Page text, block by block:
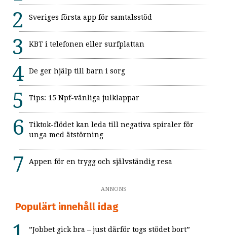
Sveriges första app för samtalsstöd
KBT i telefonen eller surfplattan
De ger hjälp till barn i sorg
Tips: 15 Npf-vänliga julklappar
Tiktok-flödet kan leda till negativa spiraler för
unga med ätstörning
Appen för en trygg och självständig resa
ANNONS
Populärt innehåll idag
”Jobbet gick bra – just därför togs stödet bort”